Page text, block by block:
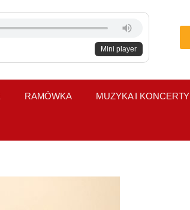
Mini player
RAMÓWKA MUZYKA I KONCERTY